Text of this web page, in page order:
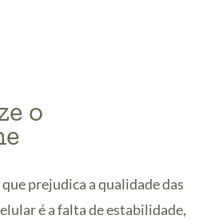
o
prejudica a qualidade das
é a falta de estabilidade,